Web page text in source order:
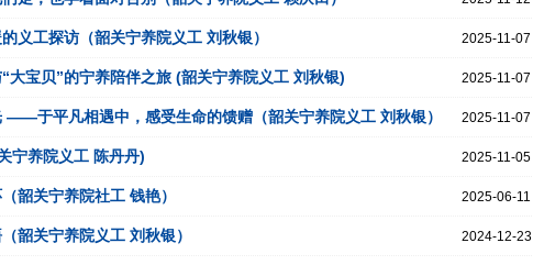
义工探访（韶关宁养院义工 刘秋银） 2025-11-07
大宝贝”的宁养陪伴之旅 (韶关宁养院义工 刘秋银) 2025-11-07
——于平凡相遇中，感受生命的馈赠（韶关宁养院义工 刘秋银） 2025-11-07
宁养院义工 陈丹丹) 2025-11-05
韶关宁养院社工 钱艳） 2025-06-11
关宁养院义工 刘秋银） 2024-12-23